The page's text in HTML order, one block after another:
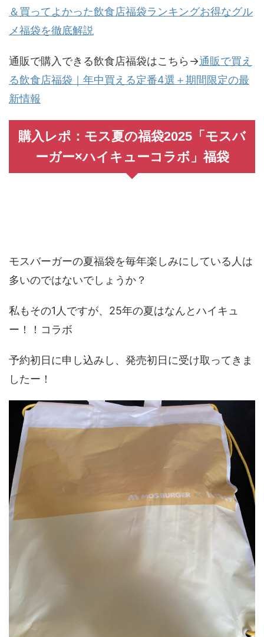
＆買ってよかった飲食店福袋ランキングお得なグル
メ福袋を徹底解説
通販で購入できる飲食店福袋はこちら→通販で買え
る飲食店福袋｜年中買える定番4選＋期間限定の最
新情報
購入レポ：モス夏の福袋2025「モスバ
ーガー×ハイキューコラボ」福袋
モスバーガーの夏福袋を毎年楽しみにしている人は
多いのではないでしょうか？
私もその1人ですが、25年の夏はなんとハイキュ
ー！！コラボ
予約初日に申し込みし、発売初日に受け取ってきま
したー！